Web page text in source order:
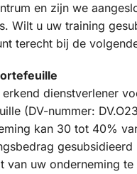
en zijn we
Wilt u uw training
terecht bij de
dienstverlener
(DV-nummer:
kan 30 tot 40%
van uw onderneming te